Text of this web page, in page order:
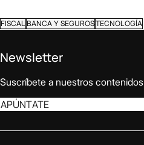
FISCAL BANCA Y SEGUROSTECNOLOGÍA
Newsletter
Suscríbete a nuestros contenidos
APÚNTATE